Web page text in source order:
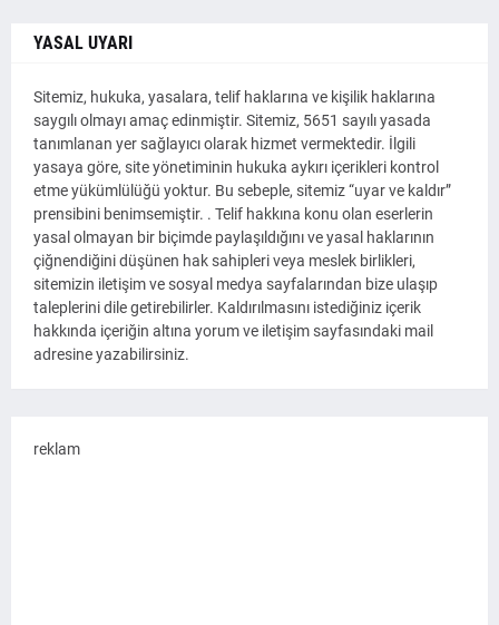
YASAL UYARI
Sitemiz, hukuka, yasalara, telif haklarına ve kişilik haklarına
saygılı olmayı amaç edinmiştir. Sitemiz, 5651 sayılı yasada
tanımlanan yer sağlayıcı olarak hizmet vermektedir. İlgili
yasaya göre, site yönetiminin hukuka aykırı içerikleri kontrol
etme yükümlülüğü yoktur. Bu sebeple, sitemiz “uyar ve kaldır”
prensibini benimsemiştir. . Telif hakkına konu olan eserlerin
yasal olmayan bir biçimde paylaşıldığını ve yasal haklarının
çiğnendiğini düşünen hak sahipleri veya meslek birlikleri,
sitemizin iletişim ve sosyal medya sayfalarından bize ulaşıp
taleplerini dile getirebilirler. Kaldırılmasını istediğiniz içerik
hakkında içeriğin altına yorum ve iletişim sayfasındaki mail
adresine yazabilirsiniz.
reklam